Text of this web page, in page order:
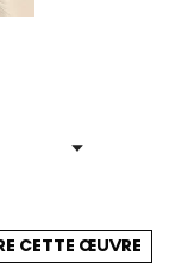
CETTE ŒUVRE